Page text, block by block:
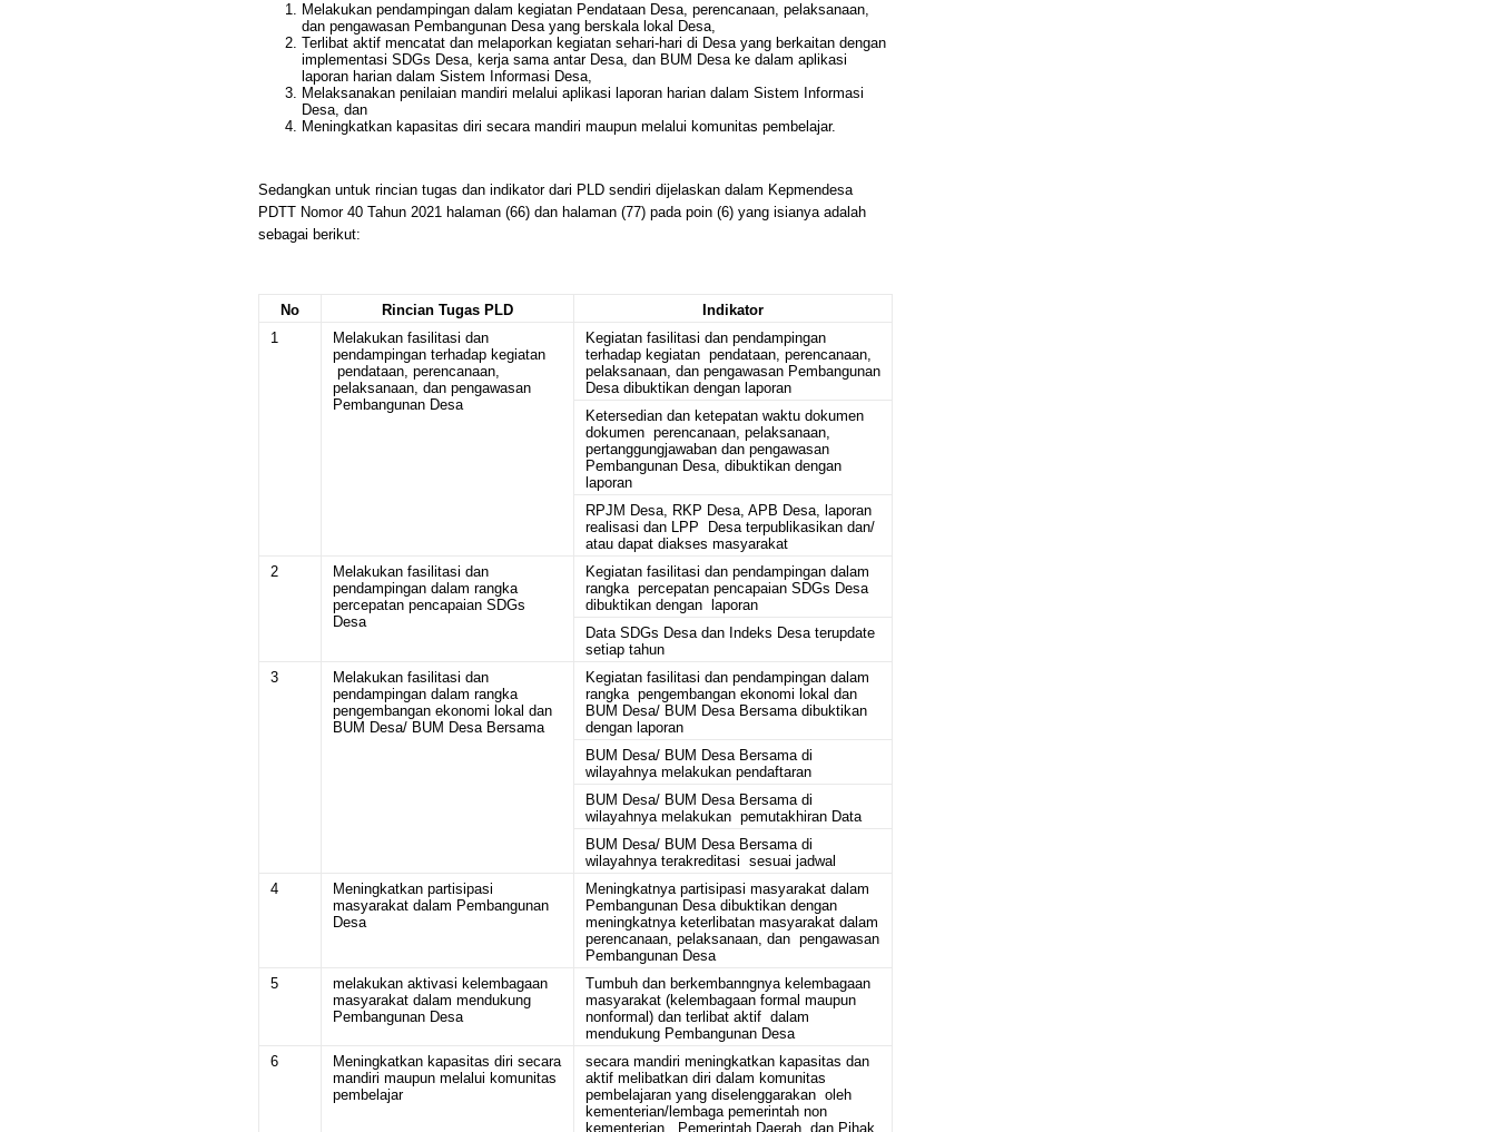
Melakukan pendampingan dalam kegiatan Pendataan Desa, perencanaan, pelaksanaan,
dan pengawasan Pembangunan Desa yang berskala lokal Desa,
Terlibat aktif mencatat dan melaporkan kegiatan sehari-hari di Desa yang berkaitan dengan
implementasi SDGs Desa, kerja sama antar Desa, dan BUM Desa ke dalam aplikasi
laporan harian dalam Sistem Informasi Desa,
Melaksanakan penilaian mandiri melalui aplikasi laporan harian dalam Sistem Informasi
Desa, dan
Meningkatkan kapasitas diri secara mandiri maupun melalui komunitas pembelajar.
Sedangkan untuk rincian tugas dan indikator dari PLD sendiri dijelaskan dalam Kepmendesa
PDTT Nomor 40 Tahun 2021 halaman (66) dan halaman (77) pada poin (6) yang isianya adalah
sebagai berikut:
No Rincian Tugas PLD
Indikator
1
Melakukan fasilitasi dan
pendampingan terhadap kegiatan
pendataan, perencanaan,
pelaksanaan, dan pengawasan
Pembangunan Desa
Kegiatan fasilitasi dan pendampingan
terhadap kegiatan pendataan, perencanaan,
pelaksanaan, dan pengawasan Pembangunan
Desa dibuktikan dengan laporan
Ketersedian dan ketepatan waktu dokumen
dokumen perencanaan, pelaksanaan,
pertanggungjawaban dan pengawasan
Pembangunan Desa, dibuktikan dengan
laporan
RPJM Desa, RKP Desa, APB Desa, laporan
realisasi dan LPP Desa terpublikasikan dan/
atau dapat diakses masyarakat
2
Melakukan fasilitasi dan
pendampingan dalam rangka
percepatan pencapaian SDGs
Desa
Kegiatan fasilitasi dan pendampingan dalam
rangka percepatan pencapaian SDGs Desa
dibuktikan dengan laporan
Data SDGs Desa dan Indeks Desa terupdate
setiap tahun
3
Melakukan fasilitasi dan
pendampingan dalam rangka
pengembangan ekonomi lokal dan
BUM Desa/ BUM Desa Bersama
Kegiatan fasilitasi dan pendampingan dalam
rangka pengembangan ekonomi lokal dan
BUM Desa/ BUM Desa Bersama dibuktikan
dengan laporan
BUM Desa/ BUM Desa Bersama di
wilayahnya melakukan pendaftaran
BUM Desa/ BUM Desa Bersama di
wilayahnya melakukan pemutakhiran Data
BUM Desa/ BUM Desa Bersama di
wilayahnya terakreditasi sesuai jadwal
4
Meningkatkan partisipasi
masyarakat dalam Pembangunan
Desa
Meningkatnya partisipasi masyarakat dalam
Pembangunan Desa dibuktikan dengan
meningkatnya keterlibatan masyarakat dalam
perencanaan, pelaksanaan, dan pengawasan
Pembangunan Desa
5
melakukan aktivasi kelembagaan
masyarakat dalam mendukung
Pembangunan Desa
Tumbuh dan berkembanngnya kelembagaan
masyarakat (kelembagaan formal maupun
nonformal) dan terlibat aktif dalam
mendukung Pembangunan Desa
6
Meningkatkan kapasitas diri secara
mandiri maupun melalui komunitas
pembelajar
secara mandiri meningkatkan kapasitas dan
aktif melibatkan diri dalam komunitas
pembelajaran yang diselenggarakan oleh
kementerian/lembaga pemerintah non
kementerian, Pemerintah Daerah, dan Pihak